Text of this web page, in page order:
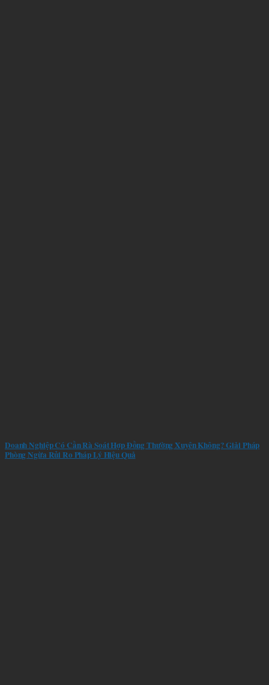
Doanh Nghiệp Có Cần Rà Soát Hợp Đồng Thường Xuyên Không? Giải Pháp
Phòng Ngừa Rủi Ro Pháp Lý Hiệu Quả